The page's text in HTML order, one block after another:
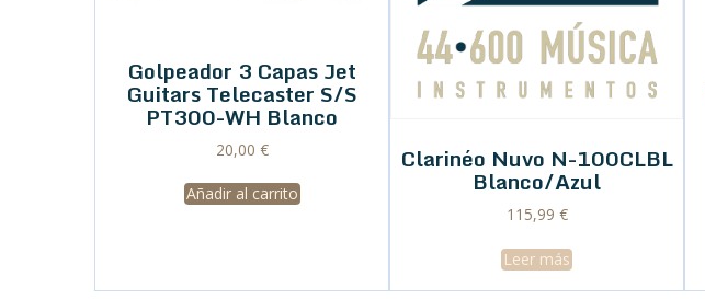
Golpeador 3 Capas Jet
Guitars Telecaster S/S
PT300-WH Blanco
20,00 €
Añadir al carrito
Clarinéo Nuvo N-100CLBL
Blanco/Azul
115,99 €
Leer más